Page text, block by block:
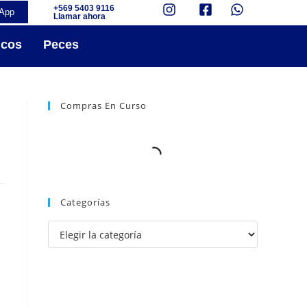
+569 5403 9116
Llamar ahora
Peces
Compras En Curso
Categorías